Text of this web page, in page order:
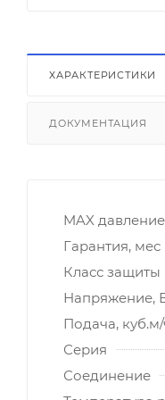
ХАРАКТЕРИСТИКИ
ДОКУМЕНТАЦИЯ
MAX
Гарантия, мес
Класс защиты
Напряжение,
Подача, куб.м/
Серия
Соединение